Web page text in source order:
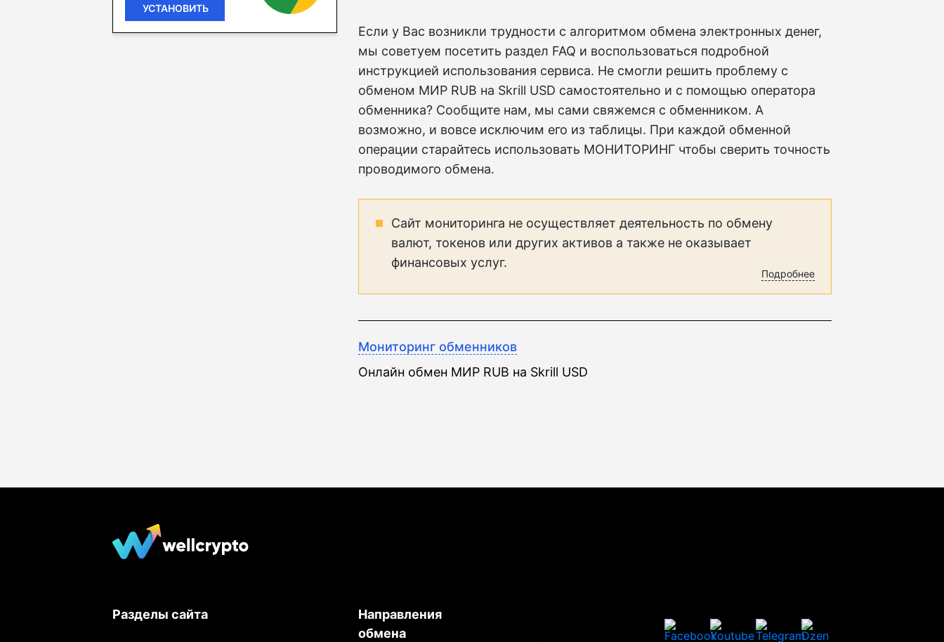
УСТАНОВИТЬ
Если у Вас возникли трудности с алгоритмом обмена электронных денег,
мы советуем посетить раздел FAQ и воспользоваться подробной
инструкцией использования сервиса. Не смогли решить проблему с
обменом МИР RUB на Skrill USD самостоятельно и с помощью оператора
обменника? Сообщите нам, мы сами свяжемся с обменником. А
возможно, и вовсе исключим его из таблицы. При каждой обменной
операции старайтесь использовать МОНИТОРИНГ чтобы сверить точность
проводимого обмена.
Сайт мониторинга не осуществляет деятельность по обмену
валют, токенов или других активов а также не оказывает
финансовых услуг.
Подробнее
Мониторинг обменников
Онлайн обмен МИР RUB на Skrill USD
Разделы сайта
Направления
обмена